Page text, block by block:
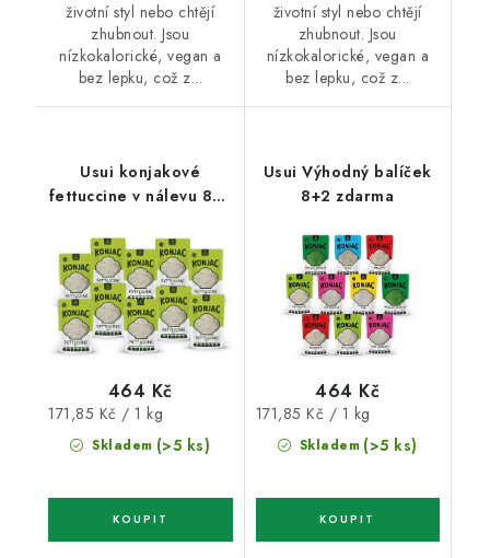
životní styl nebo chtějí
zhubnout. Jsou
nízkokalorické, vegan a
bez lepku, což z...
životní styl nebo chtějí
zhubnout. Jsou
nízkokalorické, vegan a
bez lepku, což z...
Usui konjakové
fettuccine v nálevu 8+2
Skladem (>5 ks)
464 Kč
Měrná
cena:
171,85 Kč / 1 kg
Usui Výhodný balíček
8+2 zdarma
Skladem (>5 ks)
464 Kč
Měrná
cena:
171,85 Kč / 1 kg